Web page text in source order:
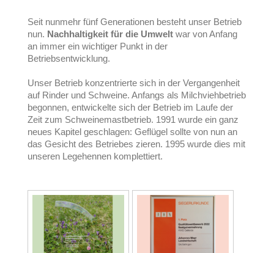
Seit nunmehr fünf Generationen besteht unser Betrieb
nun. Nachhaltigkeit für die Umwelt war von Anfang
an immer ein wichtiger Punkt in der
Betriebsentwicklung.
Unser Betrieb konzentrierte sich in der Vergangenheit
auf Rinder und Schweine. Anfangs als Milchviehbetrieb
begonnen, entwickelte sich der Betrieb im Laufe der
Zeit zum Schweinemastbetrieb. 1991 wurde ein ganz
neues Kapitel geschlagen: Geflügel sollte von nun an
das Gesicht des Betriebes zieren. 1995 wurde dies mit
unseren Legehennen komplettiert.